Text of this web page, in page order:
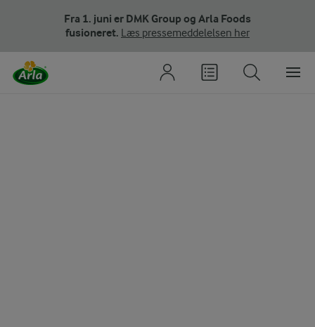
Fra 1. juni er DMK Group og Arla Foods
fusioneret. Læs pressemeddelelsen her